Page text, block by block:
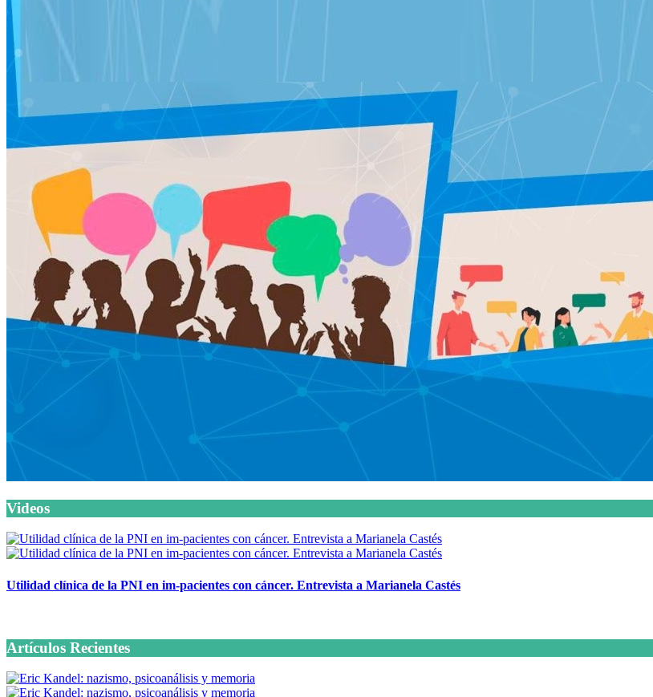
Videos
Utilidad clínica de la PNI en im-pacientes con cáncer. Entrevista a Marianela Castés
Artículos Recientes